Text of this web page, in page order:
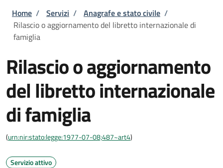
Briciole di pane
Home / Servizi / Anagrafe e stato civile /
Rilascio o aggiornamento del libretto internazionale di
famiglia
Rilascio o aggiornamento
del libretto internazionale
di famiglia
(urn:nir:stato:legge:1977-07-08;487~art4)
Servizio attivo